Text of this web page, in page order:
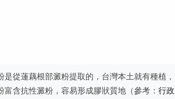
從蓮藕根部澱粉提取的，台灣本土就有種植，
含抗性澱粉，容易形成膠狀質地（參考： 行政